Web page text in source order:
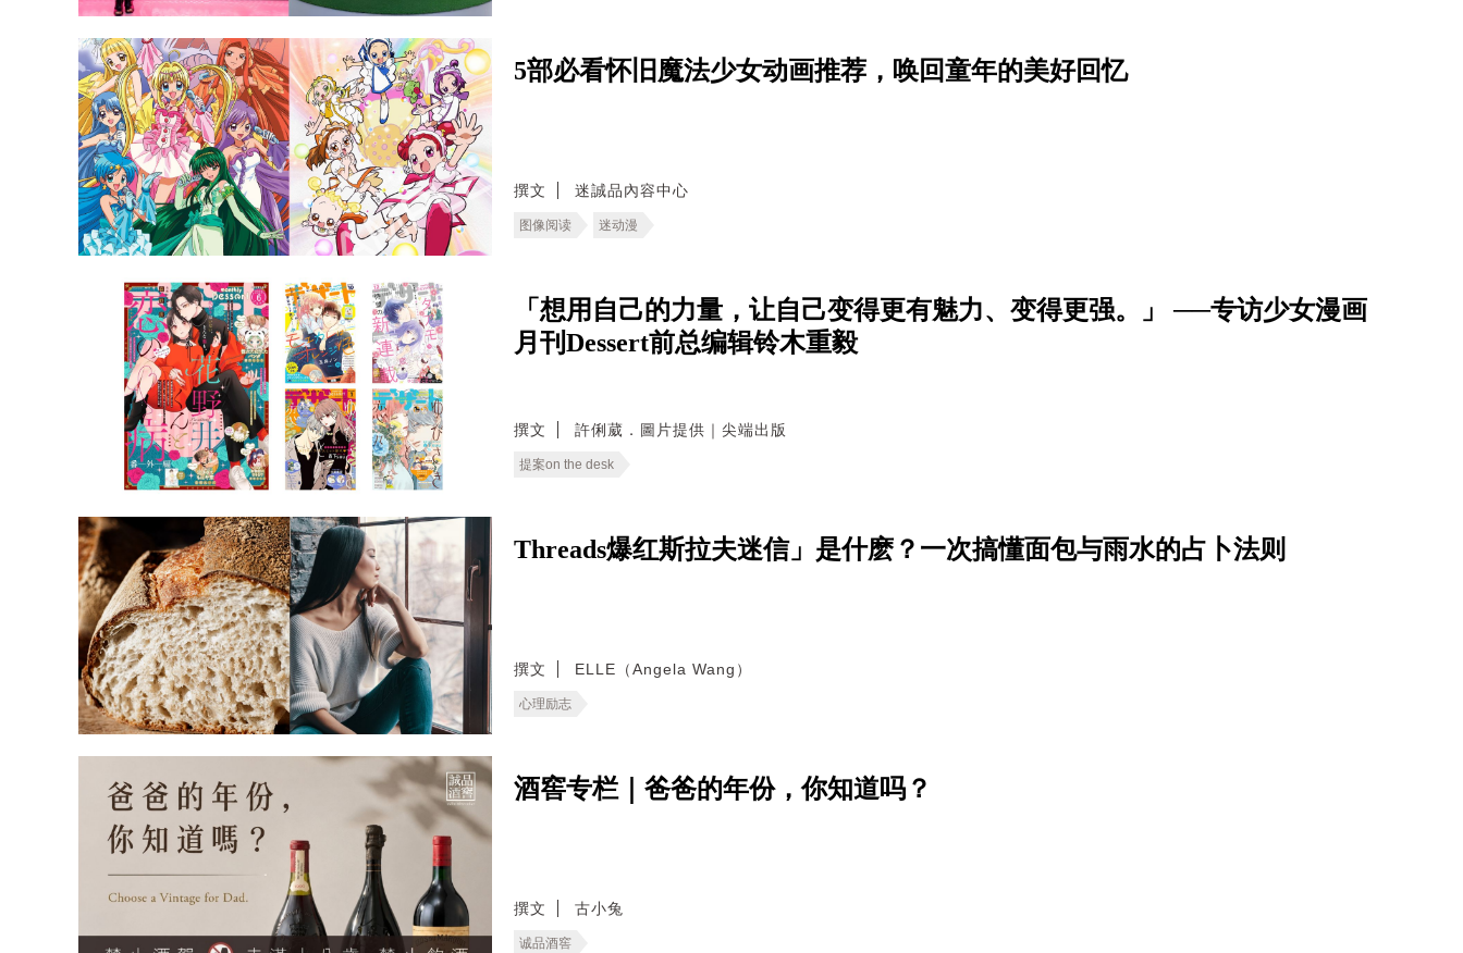
5部必看怀旧魔法少女动画推荐，唤回童年的美好回忆
撰文 迷誠品內容中心
图像阅读 迷动漫
「想用自己的力量，让自己变得更有魅力、变得更强。」 ──专访少女漫画
月刊Dessert前总编辑铃木重毅
撰文 許俐葳．圖片提供｜尖端出版
提案on the desk
Threads爆红斯拉夫迷信」是什麽？一次搞懂面包与雨水的占卜法则
撰文 ELLE（Angela Wang）
心理励志
酒窖专栏｜爸爸的年份，你知道吗？
撰文 古小兔
诚品酒窖